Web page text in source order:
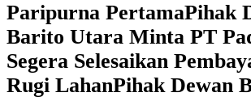
Paripurna PertamaPihak
Barito Utara Minta PT
Segera Selesaikan
Rugi LahanPihak Dewan